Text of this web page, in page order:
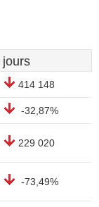
jours
414 148
-32,87%
229 020
-73,49%